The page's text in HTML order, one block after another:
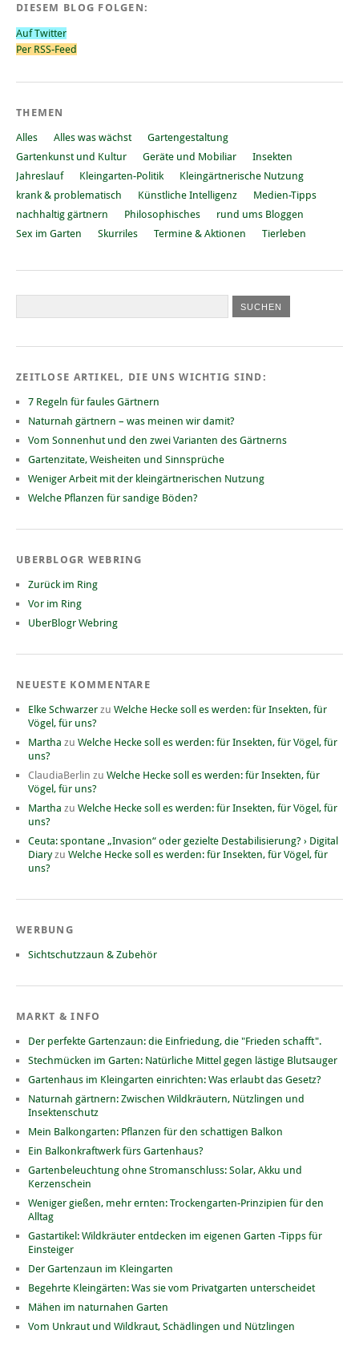
DIESEM BLOG FOLGEN:
Auf Twitter
Per RSS-Feed
THEMEN
Alles Alles was wächst
Gartengestaltung
Gartenkunst und Kultur
Geräte und Mobiliar
Insekten
Jahreslauf
Kleingarten-Politik
Kleingärtnerische Nutzung
krank & problematisch
Künstliche Intelligenz
Medien-Tipps
nachhaltig gärtnern
Philosophisches
rund ums Bloggen
Sex im Garten
Skurriles Termine & Aktionen Tierleben
ZEITLOSE ARTIKEL, DIE UNS WICHTIG SIND:
7 Regeln für faules Gärtnern
Naturnah gärtnern – was meinen wir damit?
Vom Sonnenhut und den zwei Varianten des Gärtnerns
Gartenzitate, Weisheiten und Sinnsprüche
Weniger Arbeit mit der kleingärtnerischen Nutzung
Welche Pflanzen für sandige Böden?
UBERBLOGR WEBRING
Zurück im Ring
Vor im Ring
UberBlogr Webring
NEUESTE KOMMENTARE
Elke Schwarzer zu Welche Hecke soll es werden: für Insekten, für
Vögel, für uns?
Martha zu Welche Hecke soll es werden: für Insekten, für Vögel, für
uns?
ClaudiaBerlin zu Welche Hecke soll es werden: für Insekten, für
Vögel, für uns?
Martha zu Welche Hecke soll es werden: für Insekten, für Vögel, für
uns?
Ceuta: spontane „Invasion“ oder gezielte Destabilisierung? › Digital
Diaryzu Welche Hecke soll es werden: für Insekten, für Vögel, für
uns?
WERBUNG
Sichtschutzzaun & Zubehör
MARKT & INFO
Der perfekte Gartenzaun: die Einfriedung, die "Frieden schafft".
Stechmücken im Garten: Natürliche Mittel gegen lästige Blutsauger
Gartenhaus im Kleingarten einrichten: Was erlaubt das Gesetz?
Naturnah gärtnern: Zwischen Wildkräutern, Nützlingen und
Insektenschutz
Mein Balkongarten: Pflanzen für den schattigen Balkon
Ein Balkonkraftwerk fürs Gartenhaus?
Gartenbeleuchtung ohne Stromanschluss: Solar, Akku und
Kerzenschein
Weniger gießen, mehr ernten: Trockengarten-Prinzipien für den
Alltag
Gastartikel: Wildkräuter entdecken im eigenen Garten -Tipps für
Einsteiger
Der Gartenzaun im Kleingarten
Begehrte Kleingärten: Was sie vom Privatgarten unterscheidet
Mähen im naturnahen Garten
Vom Unkraut und Wildkraut, Schädlingen und Nützlingen